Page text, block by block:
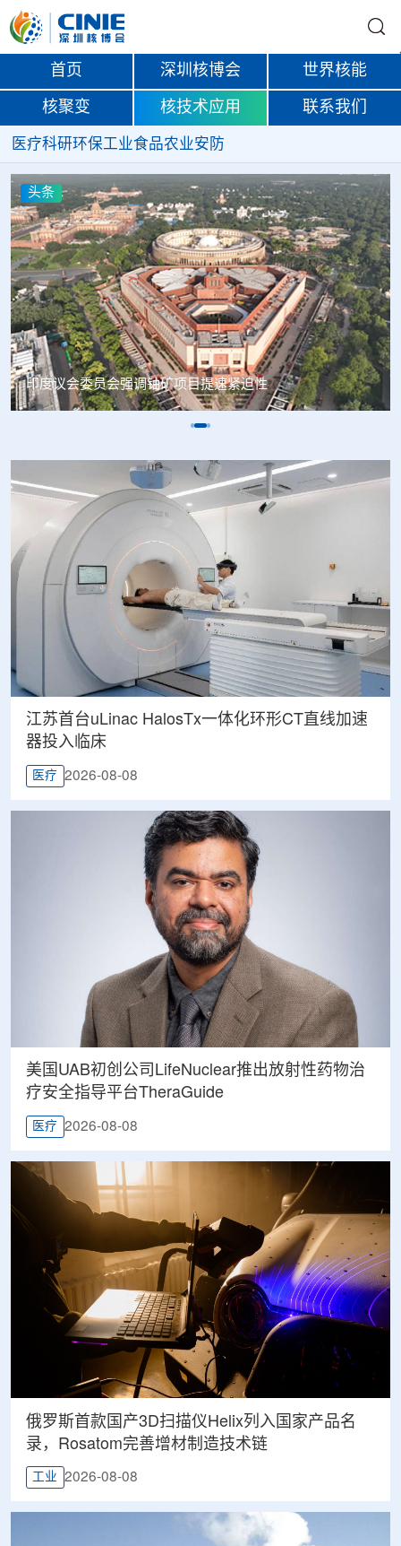
首页 深圳核博会 世界核能
核聚变 核技术应用 联系我们
医疗科研环保工业食品农业安防
头条
中核辐智正式设立 中国同辐持股90%打通核医疗全产业链
江苏首台uLinac HalosTx一体化环形CT直线加速
器投入临床
医疗 2026-08-08
美国UAB初创公司LifeNuclear推出放射性药物治
疗安全指导平台TheraGuide
医疗 2026-08-08
俄罗斯首款国产3D扫描仪Helix列入国家产品名
录，Rosatom完善增材制造技术链
工业 2026-08-08